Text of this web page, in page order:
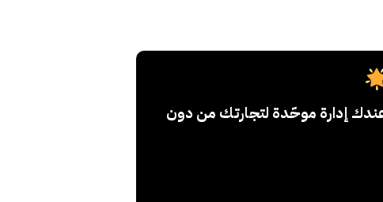
عندك إدارة موحّدة لتجارتك من دون